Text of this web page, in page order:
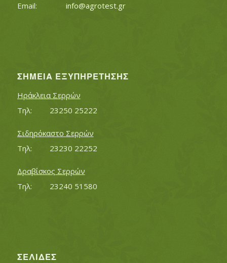
info@agrotest.gr
ΣΗΜΕΊΑ ΕΞΥΠΗΡΈΤΗΣΗΣ
Ηράκλεια Σερρών
Τηλ:		23250 25222
Σιδηρόκαστο Σερρών
Τηλ:		23230 22252
Δραβίσκος Σερρών
Τηλ:		23240 51580
ΣΕΛΊΔΕΣ